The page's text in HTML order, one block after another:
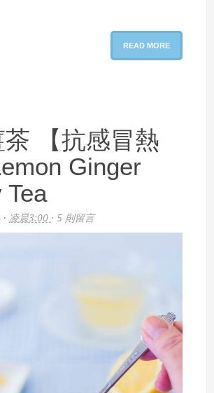
READ MORE
【抗感冒熱
Ginger
Tea
· 凌晨3:00 ·5 則留言